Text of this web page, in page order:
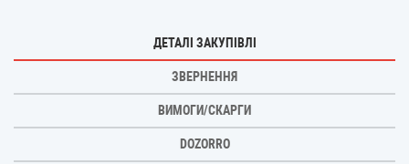
ДЕТАЛІ ЗАКУПІВЛІ
ЗВЕРНЕННЯ
ВИМОГИ/СКАРГИ
DOZORRO